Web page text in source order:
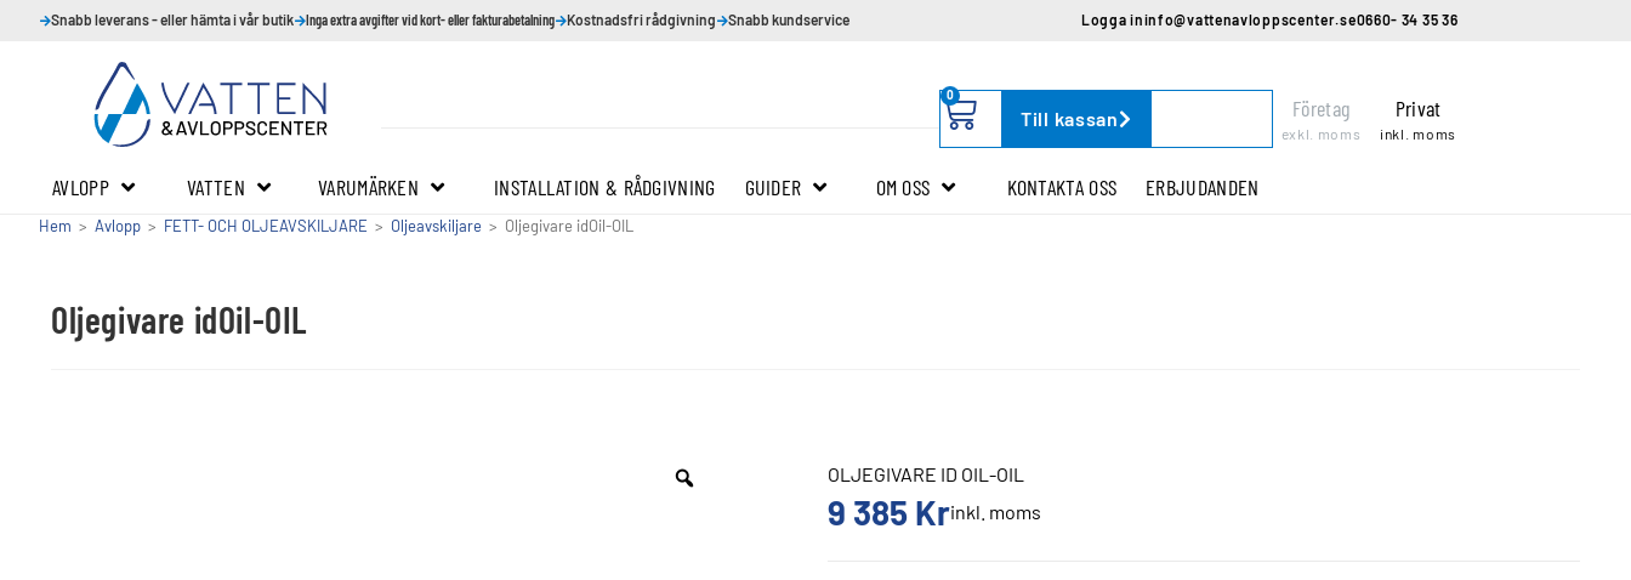
Snabb leverans - eller hämta i vår butik Inga extra avgifter vid kort- eller fakturabetalning Kostnadsfri rådgivning Snabb kundservice Logga ininfo@vattenavloppscenter.se0660- 34 35 36
0
Till kassan Företag
exkl. moms
Privat
inkl. moms
AVLOPP VATTEN VARUMÄRKEN INSTALLATION & RÅDGIVNING GUIDER OM OSS KONTAKTA OSS ERBJUDANDEN
Hem > Avlopp > FETT- OCH OLJEAVSKILJARE > Oljeavskiljare > Oljegivare idOil-OIL
Oljegivare idOil-OIL
OLJEGIVARE ID OIL-OIL
9 385 Krinkl. moms